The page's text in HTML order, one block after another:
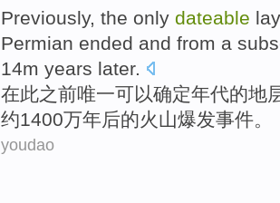
Previously, the only dateable
Permian ended and from a
14m years later.
在此之前唯一可以确定年代的地
约1400万年后的火山爆发事件。
youdao